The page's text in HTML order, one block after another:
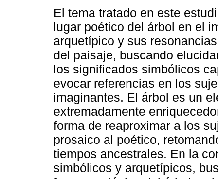
El tema tratado en este
lugar poético del árbol en el
arquetípico y sus
del paisaje, buscando
los significados simbólicos
evocar referencias en los
imaginantes. El árbol es un
extremadamente
forma de reaproximar a los
prosaico al poético,
tiempos ancestrales. En la
simbólicos y arquetípicos,